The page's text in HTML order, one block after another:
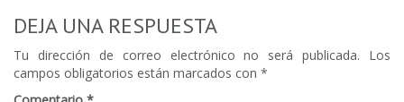
DEJA UNA RESPUESTA
Tu dirección de correo electrónico no será publicada.
Los
campos obligatorios están marcados con *